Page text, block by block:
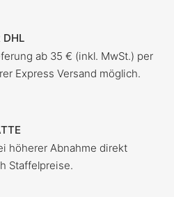
DHL
ab 35 € (inkl. MwSt.) per
Express Versand möglich.
höherer Abnahme direkt
Staffelpreise.